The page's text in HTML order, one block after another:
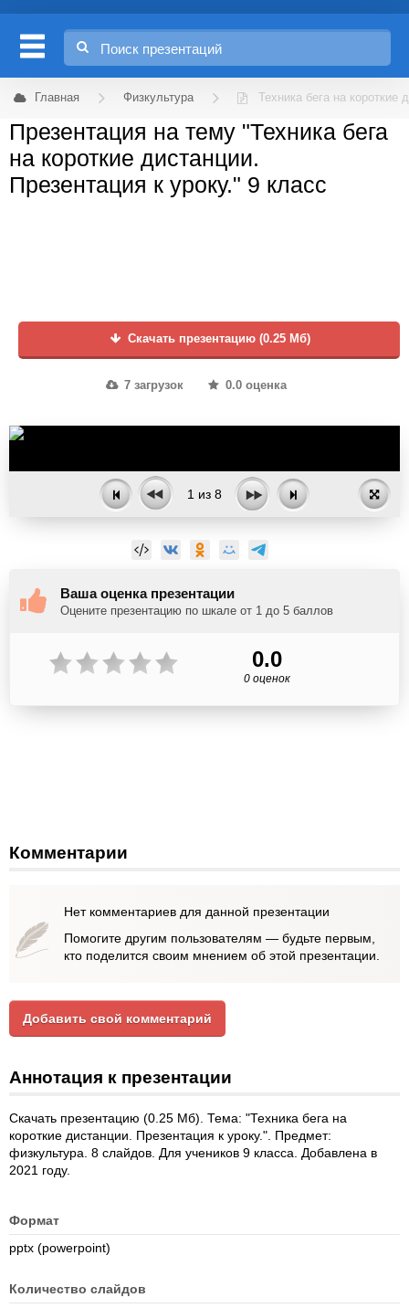
Главная Физкультура Техника бега на
Презентация на тему "Техника бега
на короткие дистанции.
Презентация к уроку." 9 класс
Скачать презентацию (0.25 Мб)
7 загрузок 0.0 оценка
1 из 8
Ваша оценка презентации
Оцените презентацию по шкале от 1 до 5 баллов
0.0
0 оценок
Комментарии
Нет комментариев для данной презентации
Помогите другим пользователям — будьте первым,
кто поделится своим мнением об этой презентации.
Добавить свой комментарий
Аннотация к презентации
Скачать презентацию (0.25 Мб). Тема: "Техника бега на
короткие дистанции. Презентация к уроку.". Предмет:
физкультура. 8 слайдов. Для учеников 9 класса. Добавлена в
2021 году.
Формат
pptx (powerpoint)
Количество слайдов